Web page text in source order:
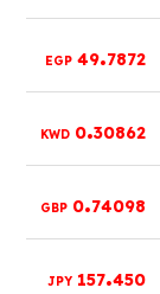
49.7872
EGP
0.30862
KWD
0.74098
GBP
157.450
JPY